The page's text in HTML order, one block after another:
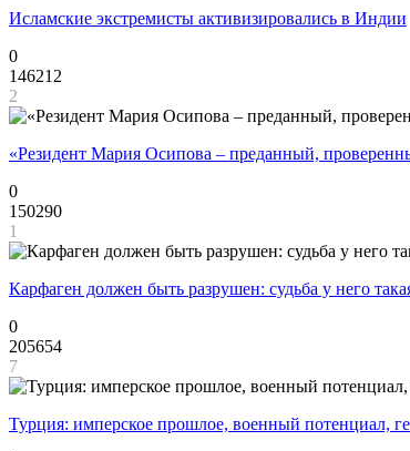
Исламские экстремисты активизировались в Индии
0
146212
2
«Резидент Мария Осипова – преданный,
0
150290
1
Карфаген должен быть разрушен: судьба у него
0
205654
7
Турция: имперское прошлое, военный потенциал,